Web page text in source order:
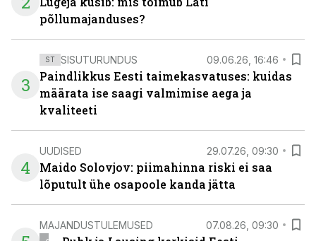
põllumajanduses?
3
ST SISUTURUNDUS 09.06.26, 16:46
Paindlikkus Eesti taimekasvatuses: kuidas
määrata ise saagi valmimise aega ja
kvaliteeti
4
UUDISED 29.07.26, 09:30
Maido Solovjov: piimahinna riski ei saa
lõputult ühe osapoole kanda jätta
MAJANDUSTULEMUSED 07.08.26, 09:30